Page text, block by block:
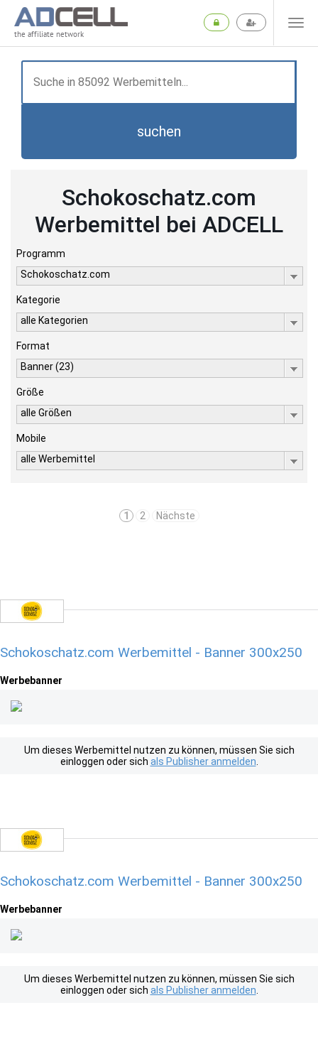
the affiliate network
suchen
Schokoschatz.com
Werbemittel bei ADCELL
Programm
Schokoschatz.com
Kategorie
alle Kategorien
Format
Banner (23)
Größe
alle Größen
Mobile
alle Werbemittel
1 2 Nächste
Schokoschatz.com Werbemittel - Banner 300x250
Werbebanner
Um dieses Werbemittel nutzen zu können, müssen Sie sich
einloggen oder sich als Publisher anmelden
Schokoschatz.com Werbemittel - Banner 300x250
Werbebanner
Um dieses Werbemittel nutzen zu können, müssen Sie sich
einloggen oder sich als Publisher anmelden